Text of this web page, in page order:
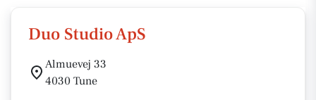
Duo Studio ApS
Almuevej 33
4030 Tune